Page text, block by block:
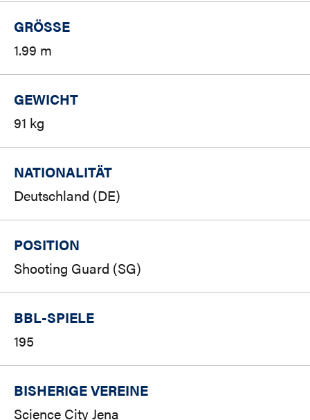
GRÖSSE
1.99 m
GEWICHT
91 kg
NATIONALITÄT
Deutschland (DE)
POSITION
Shooting Guard (SG)
BBL-SPIELE
195
BISHERIGE VEREINE
Science City Jena